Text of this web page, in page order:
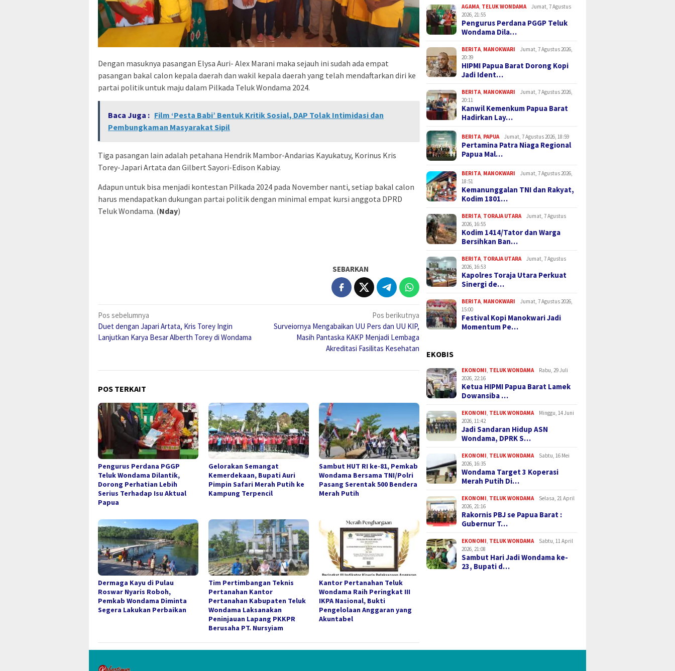
Dengan masuknya pasangan Elysa Auri- Alex Marani maka sejauh ini sudah ada empat
pasangan bakal calon kepala daerah dan wakil kepala daerah yang telah mendaftarkan diri ke
partai politik untuk maju dalam Pilkada Teluk Wondama 2024.
Baca Juga : Film ‘Pesta Babi’ Bentuk Kritik Sosial, DAP Tolak Intimidasi dan
Pembungkaman Masyarakat Sipil
Tiga pasangan lain adalah petahana Hendrik Mambor-Andarias Kayukatuy, Korinus Kris
Torey-Japari Artata dan Gilbert Sayori-Edison Kabiay.
Adapun untuk bisa menjadi kontestan Pilkada 2024 pada November nanti, setiap bakal calon
harus mendapatkan dukungan partai politik dengan minimal empat kursi anggota DPRD
Teluk Wondama. (Nday)
SEBARKAN
Navigasi
pos
Pos sebelumnya
Duet dengan Japari Artata, Kris Torey Ingin
Lanjutkan Karya Besar Alberth Torey di Wondama
Pos berikutnya
Surveiornya Mengabaikan UU Pers dan UU KIP,
Masih Pantaska KAKP Menjadi Lembaga
Akreditasi Fasilitas Kesehatan
POS TERKAIT
Pengurus Perdana PGGP
Teluk Wondama Dilantik,
Dorong Perhatian Lebih
Serius Terhadap Isu Aktual
Papua
Gelorakan Semangat
Kemerdekaan, Bupati Auri
Pimpin Safari Merah Putih ke
Kampung Terpencil
Sambut HUT RI ke-81, Pemkab
Wondama Bersama TNI/Polri
Pasang Serentak 500 Bendera
Merah Putih
Dermaga Kayu di Pulau
Roswar Nyaris Roboh,
Pemkab Wondama Diminta
Segera Lakukan Perbaikan
Tim Pertimbangan Teknis
Pertanahan Kantor
Pertanahan Kabupaten Teluk
Wondama Laksanakan
Peninjauan Lapang PKKPR
Berusaha PT. Nursyiam
Kantor Pertanahan Teluk
Wondama Raih Peringkat III
IKPA Nasional, Bukti
Pengelolaan Anggaran yang
Akuntabel
AGAMA TELUK WONDAMA
Jumat, 7 Agustus
2026, 21:55
Pengurus Perdana PGGP Teluk
Wondama Dila…
BERITA MANOKWARI
Jumat, 7 Agustus 2026,
20:39
HIPMI Papua Barat Dorong Kopi
Jadi Ident…
BERITA MANOKWARI
Jumat, 7 Agustus 2026,
20:11
Kanwil Kemenkum Papua Barat
Hadirkan Lay…
BERITA PAPUA Jumat, 7 Agustus 2026, 18:59
Pertamina Patra Niaga Regional
Papua Mal…
BERITA MANOKWARI
Jumat, 7 Agustus 2026,
18:51
Kemanunggalan TNI dan Rakyat,
Kodim 1801…
BERITA TORAJA UTARA
Jumat, 7 Agustus
2026, 16:55
Kodim 1414/Tator dan Warga
Bersihkan Ban…
BERITA TORAJA UTARA
Jumat, 7 Agustus
2026, 16:53
Kapolres Toraja Utara Perkuat
Sinergi de…
BERITA MANOKWARI
Jumat, 7 Agustus 2026,
15:00
Festival Kopi Manokwari Jadi
Momentum Pe…
EKOBIS
EKONOMI TELUK WONDAMA
Rabu, 29 Juli
2026, 22:16
Ketua HIPMI Papua Barat Lamek
Dowansiba …
EKONOMI TELUK WONDAMA
Minggu, 14 Juni
2026, 11:42
Jadi Sandaran Hidup ASN
Wondama, DPRK S…
EKONOMI TELUK WONDAMA
Sabtu, 16 Mei
2026, 16:35
Wondama Target 3 Koperasi
Merah Putih Di…
EKONOMI TELUK WONDAMA
Selasa, 21 April
2026, 21:16
Rakornis PBJ se Papua Barat :
Gubernur T…
EKONOMI TELUK WONDAMA
Sabtu, 11 April
2026, 21:08
Sambut Hari Jadi Wondama ke-
23, Bupati d…